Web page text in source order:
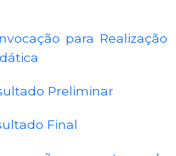
para Realização
Preliminar
Final